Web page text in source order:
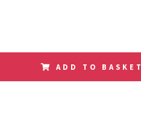
ADD TO BASKET